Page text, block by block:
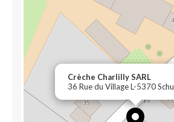
Crèche Charlilly SARL
36 Rue du Village L-5370